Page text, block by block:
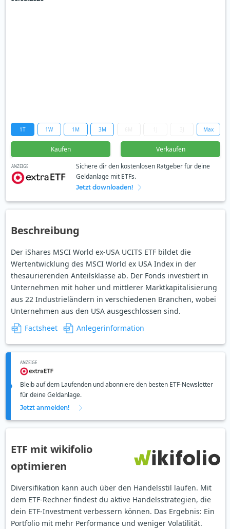
1T 1W 1M 3M Max
Kaufen Verkaufen
ANZEIGE
Sichere dir den kostenlosen Ratgeber für deine
Geldanlage mit ETFs.
Jetzt downloaden!
Beschreibung
Der iShares MSCI World ex-USA UCITS ETF bildet die
Wertentwicklung des MSCI World ex USA Index in der
thesaurierenden Anteilsklasse ab. Der Fonds investiert in
Unternehmen mit hoher und mittlerer Marktkapitalisierung
aus 22 Industrieländern in verschiedenen Branchen, wobei
Unternehmen aus den USA ausgeschlossen sind.
Factsheet
Anlegerinformation
ANZEIGE
Bleib auf dem Laufenden und abonniere den besten ETF-Newsletter
für deine Geldanlage.
Jetzt anmelden!
ETF mit wikifolio
optimieren
Diversifikation kann auch über den Handelsstil laufen. Mit
dem ETF-Rechner findest du aktive Handelsstrategien, die
dein ETF-Investment verbessern können. Das Ergebnis: Ein
Portfolio mit mehr Performance und weniger Volatilität.